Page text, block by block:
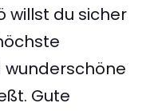
willst du sicher
Gute